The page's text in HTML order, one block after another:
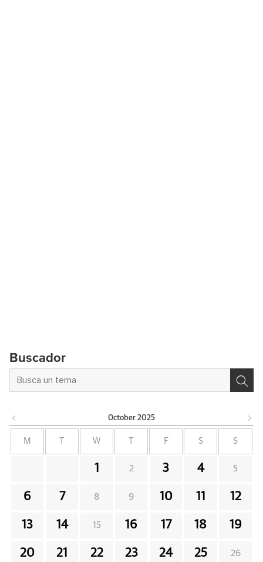
Buscador
October 2025
M W F S S
1 2 3 4 5
6 7 8 9 10 11 12
13 14 15 16 17 18 19
20 21 22 23 24 25 26